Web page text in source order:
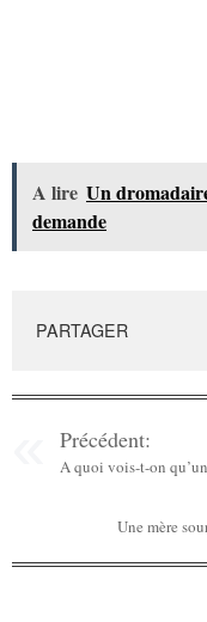
A lire Un
demande
PARTAGER
Précédent:
A quoi vois-t-on
Une mère